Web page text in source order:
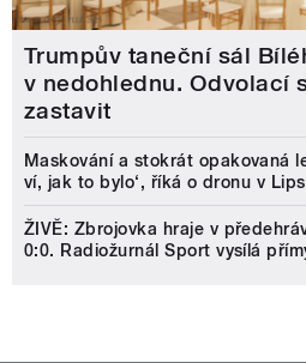
Trumpův taneční sál
v nedohlednu. Odvolací
zastavit
Maskování a stokrát opakovaná
ví, jak to bylo‘, říká o dronu v
ŽIVĚ: Zbrojovka hraje v
0:0. Radiožurnál Sport vysílá